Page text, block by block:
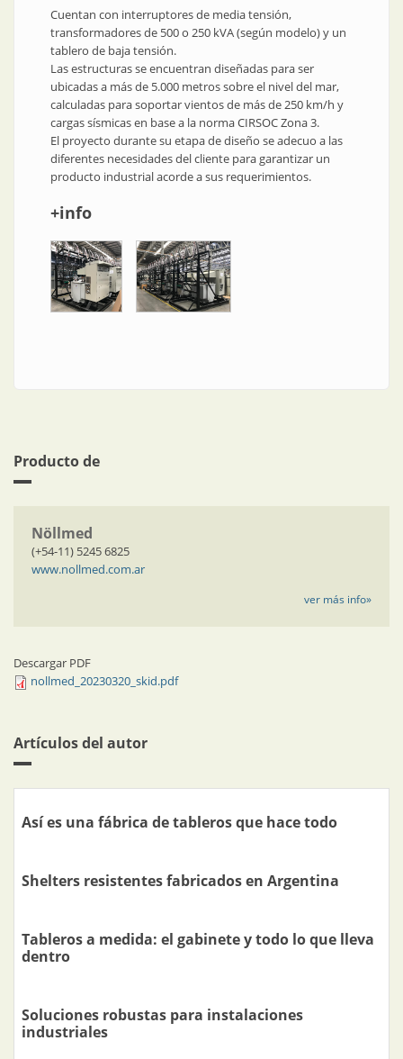
Cuentan con interruptores de media tensión,
transformadores de 500 o 250 kVA (según modelo) y un
tablero de baja tensión.
Las estructuras se encuentran diseñadas para ser
ubicadas a más de 5.000 metros sobre el nivel del mar,
calculadas para soportar vientos de más de 250 km/h y
cargas sísmicas en base a la norma CIRSOC Zona 3.
El proyecto durante su etapa de diseño se adecuo a las
diferentes necesidades del cliente para garantizar un
producto industrial acorde a sus requerimientos.
+info
Producto de
Nöllmed
(+54-11) 5245 6825
www.nollmed.com.ar
ver más info»
Descargar PDF
nollmed_20230320_skid.pdf
Artículos del autor
Así es una fábrica de tableros que hace todo
Shelters resistentes fabricados en Argentina
Tableros a medida: el gabinete y todo lo que lleva
dentro
Soluciones robustas para instalaciones
industriales